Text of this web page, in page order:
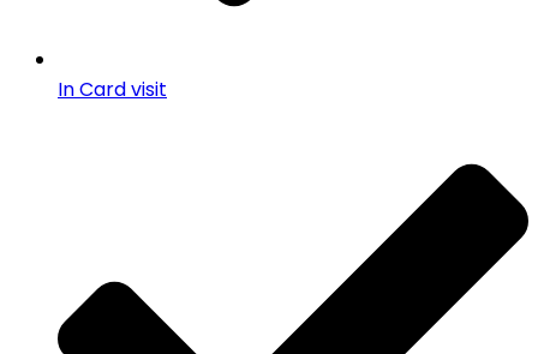
In Card visit